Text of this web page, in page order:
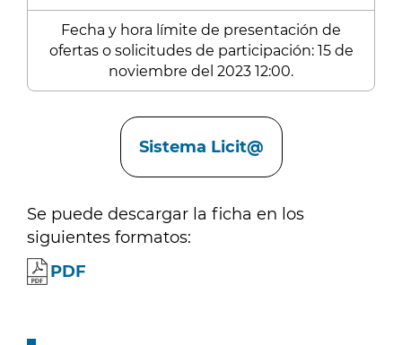
Fecha y hora límite de presentación de
ofertas o solicitudes de participación: 15 de
noviembre del 2023 12:00.
Sistema Licit@
Se puede descargar la ficha en los
siguientes formatos:
PDF